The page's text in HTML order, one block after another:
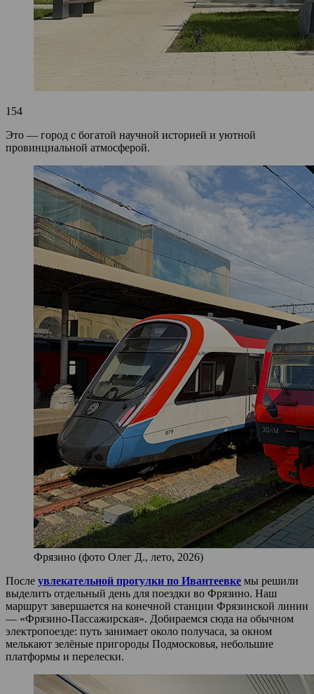
154
Это — город с богатой научной историей и уютной
провинциальной атмосферой.
Фрязино (фото Олег Д., лето, 2026)
После увлекательной прогулки по Ивантеевке мы решили
выделить отдельный день для поездки во Фрязино. Наш
маршрут завершается на конечной станции Фрязинской линии
— «Фрязино‑Пассажирская». Добираемся сюда на обычном
электропоезде: путь занимает около получаса, за окном
мелькают зелёные пригороды Подмосковья, небольшие
платформы и перелески.